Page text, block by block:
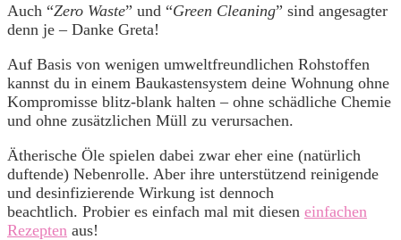
Auch “Zero Waste” und “Green Cleaning” sind angesagter
denn je – Danke Greta!
Auf Basis von wenigen umweltfreundlichen Rohstoffen
kannst du in einem Baukastensystem deine Wohnung ohne
Kompromisse blitz-blank halten – ohne schädliche Chemie
und ohne zusätzlichen Müll zu verursachen.
Ätherische Öle spielen dabei zwar eher eine (natürlich
duftende) Nebenrolle. Aber ihre unterstützend reinigende
und desinfizierende Wirkung ist dennoch
beachtlich. Probier es einfach mal mit diesen einfachen
Rezepten aus!